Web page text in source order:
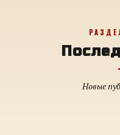
Новые